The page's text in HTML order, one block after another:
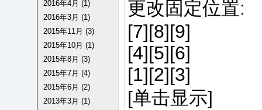
2016年4月 (1)
2016年3月 (1)
2015年11月 (3)
2015年10月 (1)
2015年8月 (3)
2015年7月 (4)
2015年6月 (2)
2013年3月 (1)
更改固定位置:
[7][8][9]
[4][5][6]
[1][2][3]
[单击显示]